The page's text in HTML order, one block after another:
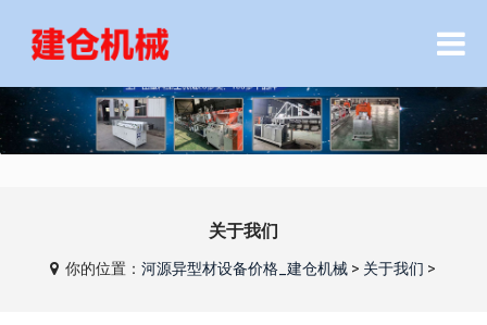
关于我们
你的位置：河源异型材设备价格_建仓机械 > 关于我们 >